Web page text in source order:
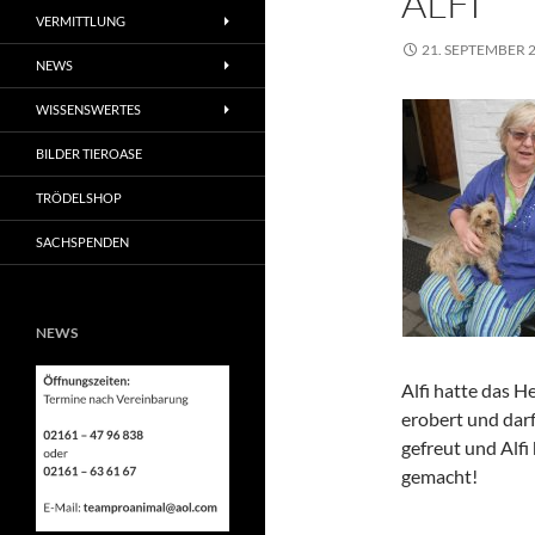
21. SEPTEMBER
Alfi hatte das
erobert und
gefreut und Alfi
gemacht!
VERMITTLUNG
NEWS
WISSENSWERTES
BILDER TIEROASE
TRÖDELSHOP
SACHSPENDEN
NEWS